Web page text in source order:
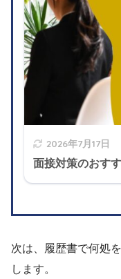
2026年7月17日
面接対策のおす
次は、履歴書で何処
します。